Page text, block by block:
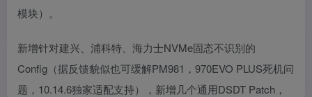
模块）。
新增针对建兴、浦科特、海力士NVMe固态不识别的
Config（据反馈貌似也可缓解PM981，970EVO PLUS死机问
题，10.14.6独家适配支持），新增几个通用DSDT Patch，